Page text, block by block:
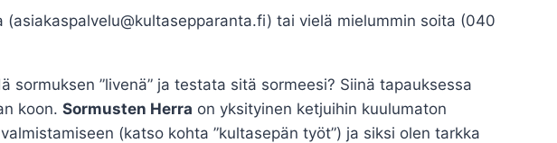
tai vielä mielummin soita (040
sormuksen ”livenä” ja testata sitä sormeesi? Siinä tapauksessa
koon. Sormusten Herra on yksityinen ketjuihin kuulumaton
(katso kohta ”kultasepän työt”) ja siksi olen tarkka